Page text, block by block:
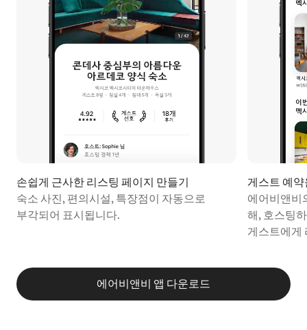
손쉽게 근사한 리⁠스⁠팅 페⁠이⁠지 만⁠들⁠기
숙소 사진, 편의시설, 특장점이 자동으로
부각되어 표시됩니다.
게스트 예
에어비앤비
해, 호스팅
게스트에게
에어비앤비 앱 다운로드